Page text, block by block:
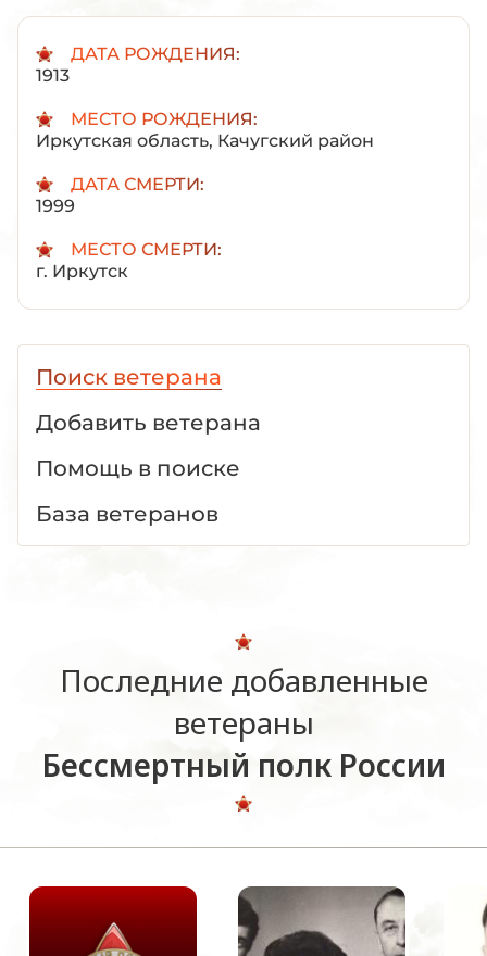
ДАТА РОЖДЕНИЯ:
1913
МЕСТО РОЖДЕНИЯ:
Иркутская область, Качугский район
ДАТА СМЕРТИ:
1999
МЕСТО СМЕРТИ:
г. Иркутск
Поиск ветерана
Добавить ветерана
Помощь в поиске
База ветеранов
Последние добавленные
ветераны
Бессмертный полк России